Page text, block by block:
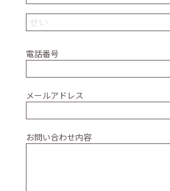
電話番号
メールアドレス
お問い合わせ内容